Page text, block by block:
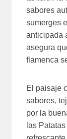
sabores
sumerges
anticipada
asegura
flamenca
El paisaje
sabores,
por la
las